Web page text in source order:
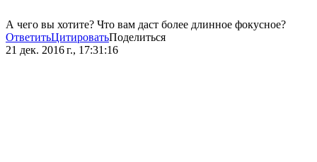
А чего вы хотите? Что вам даст более длинное фокусное?
ОтветитьЦитироватьПоделиться
21 дек. 2016 г., 17:31:16